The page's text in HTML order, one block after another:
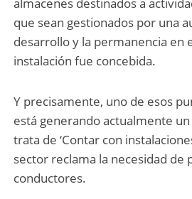
que sean gestionados por una
desarrollo y la permanencia en
instalación fue concebida.
Y precisamente, uno de esos
está generando actualmente
trata de ‘Contar con
sector reclama la necesidad de
conductores.